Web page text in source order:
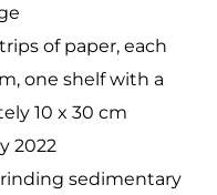
of paper, each
one shelf with a
10 x 30 cm
2022
sedimentary